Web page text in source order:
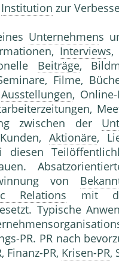
Institution zur
Unternehmens
Interviews,
Beiträge,
Filme,
Ausstellungen,
zwischen der
Aktionäre,
von
Relations mit
Typische
PR. PR nach
Finanz-PR, Krisen-PR,